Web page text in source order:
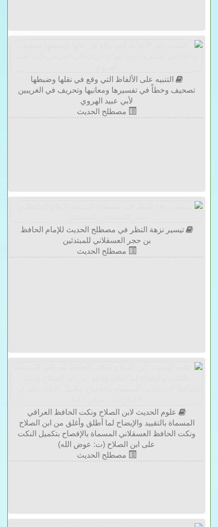
التنبيه على الألفاظ التي وقع في نقلها وضبطها
تصحيف وخطاْ في تفسيرها ومعانيها وتحريف في الغريبين
لأبي عبيد الهروي
مصطلح الحديث
تيسير نزهة النظر في مصطلح الحديث للإمام الحافظ
بن حجر العسقلاني للمبتدئين
مصطلح الحديث
علوم الحديث لابن الصلاح ونكت الحافظ العراقي
المسماة بالتقييد والإيضاح لما أطلق وأغلق من ابن الصلاح
ونكت الحافظ العسقلاني المسماة بالإفصاح بتكميل النكت
على ابن الصلاح (ت: عوض الله)
مصطلح الحديث